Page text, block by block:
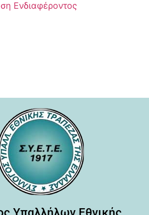
Ενδιαφέροντος